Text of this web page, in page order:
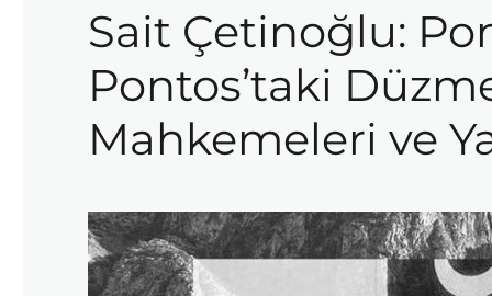
Sait Çetinoğlu:
Pontos’taki
Mahkemeleri ve